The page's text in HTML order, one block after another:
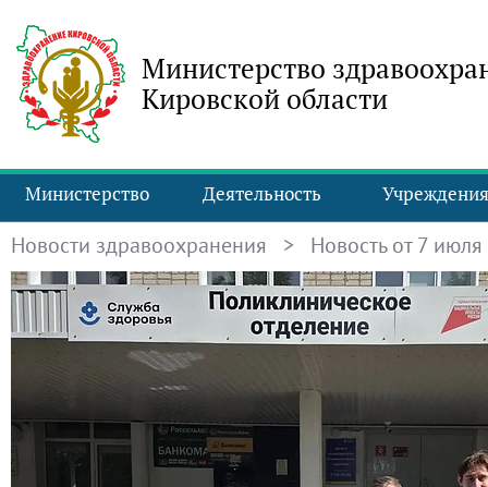
Министерство
Кировской области
Министерство Деятельность Учреждения
Новости здравоохранения > Новость от 7 июля